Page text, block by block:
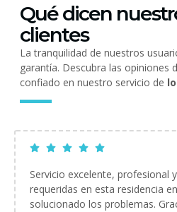
Qué dicen
clientes
La tranquilidad de nuestros
garantía. Descubra las opiniones
confiado en nuestro servicio de
Servicio excelente, profesional
requeridas en esta residencia
solucionado los problemas.